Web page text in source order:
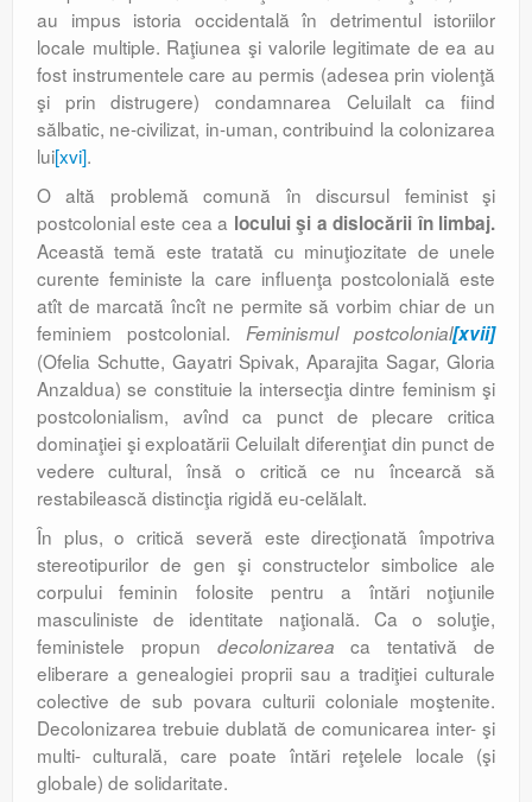
au impus istoria occidentală în detrimentul istoriilor
locale multiple. Raţiunea şi valorile legitimate de ea au
fost instrumentele care au permis (adesea prin violenţă
şi prin distrugere) condamnarea Celuilalt ca fiind
sălbatic, ne-civilizat, in-uman, contribuind la colonizarea
lui[xvi].
O altă problemă comună în discursul feminist şi
postcolonial este cea a locului şi a dislocării în limbaj.
Această temă este tratată cu minuţiozitate de unele
curente feministe la care influenţa postcolonială este
atît de marcată încît ne permite să vorbim chiar de un
feminiem postcolonial. Feminismul postcolonial[xvii]
(Ofelia Schutte, Gayatri Spivak, Aparajita Sagar, Gloria
Anzaldua) se constituie la intersecţia dintre feminism şi
postcolonialism, avînd ca punct de plecare critica
dominaţiei şi exploatării Celuilalt diferenţiat din punct de
vedere cultural, însă o critică ce nu încearcă să
restabilească distincţia rigidă eu-celălalt.
În plus, o critică severă este direcţionată împotriva
stereotipurilor de gen şi constructelor simbolice ale
corpului feminin folosite pentru a întări noţiunile
masculiniste de identitate naţională. Ca o soluţie,
feministele propun decolonizarea ca tentativă de
eliberare a genealogiei proprii sau a tradiţiei culturale
colective de sub povara culturii coloniale moştenite.
Decolonizarea trebuie dublată de comunicarea inter- şi
multi- culturală, care poate întări reţelele locale (şi
globale) de solidaritate.